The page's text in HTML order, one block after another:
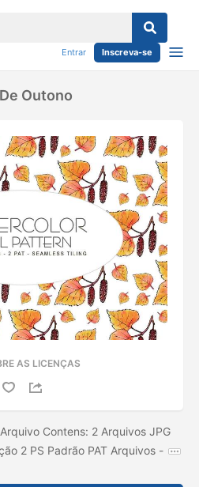
Entrar Inscreva-se
Outono
AS LICENÇAS
Contens: 2 Arquivos JPG
2 PS Padrão PAT Arquivos -